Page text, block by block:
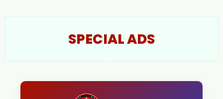
SPECIAL ADS